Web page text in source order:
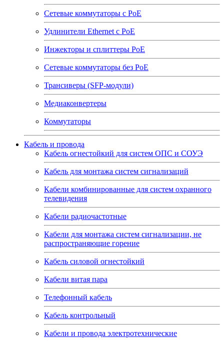
Сетевые коммутаторы с РоЕ
Удлинители Ethernet с PoE
Инжекторы и сплиттеры РоЕ
Сетевые коммутаторы без РоЕ
Трансиверы (SFP-модули)
Медиаконвертеры
Коммутаторы
Кабель и провода
Кабель огнестойкий для систем ОПС и СОУЭ
Кабель для монтажа систем сигнализаций
Кабели комбинированные для систем охранного
телевидения
Кабели радиочастотные
Кабели для монтажа систем сигнализации, не
распространяющие горение
Кабель силовой огнестойкий
Кабели витая пара
Телефонный кабель
Кабель контрольный
Кабели и провода электротехнические